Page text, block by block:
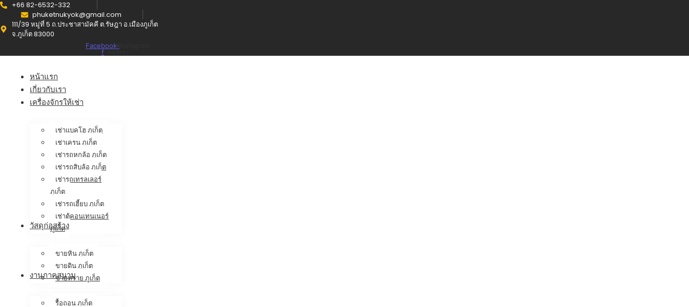
+66 82-6532-332
phuketnukyok@gmail.com
111/39 หมู่ที่ 5 ถ.ประชาสามัคคี ต.รัษฎา อ.เมืองภูเก็ต
จ.ภูเก็ต 83000
Facebook-
f
X-Instagram
หน้าแรก
เกี่ยวกับเรา
เครื่องจักรให้เช่า
เช่าแบคโฮ ภูเก็ต
เช่าเครน ภูเก็ต
เช่ารถหกล้อ ภูเก็ต
เช่ารถสิบล้อ ภูเก็ต
เช่ารถเทรลเลอร์
ภูเก็ต
เช่ารถเฮี้ยบ ภูเก็ต
เช่าตู้คอนเทนเนอร์
ภูเก็ต
วัสดุก่อสร้าง
ขายหิน ภูเก็ต
ขายดิน ภูเก็ต
ขายทราย ภูเก็ต
งานภาคสนาม
รื้อถอน ภูเก็ต